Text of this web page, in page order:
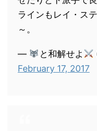
ラインもレイ・ス
～。
— と和解せよ
February 17, 2017